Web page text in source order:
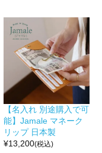
【名入れ 別途購入で可
能】Jamale マネーク
リップ 日本製
¥13,200(税込)